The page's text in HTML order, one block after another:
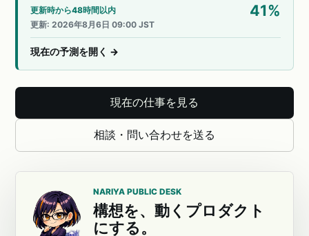
更新時から48時間以内 41%
更新:2026年8月6日 09:00 JST
現在の予測を開く →
現在の仕事を見る
相談・問い合わせを送る
NARIYA PUBLIC DESK
構想を、動くプロダクト
にする。